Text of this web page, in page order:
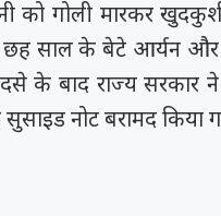
को गोली मारकर
साल के बेटे आर्यन और
के बाद राज्य सरकार
नोट बरामद किया